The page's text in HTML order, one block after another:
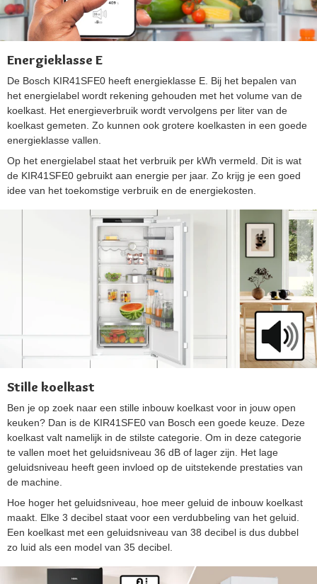
Energieklasse E
De Bosch KIR41SFE0 heeft energieklasse E. Bij het bepalen van
het energielabel wordt rekening gehouden met het volume van de
koelkast. Het energieverbruik wordt vervolgens per liter van de
koelkast gemeten. Zo kunnen ook grotere koelkasten in een goede
energieklasse vallen.
Op het energielabel staat het verbruik per kWh vermeld. Dit is wat
de KIR41SFE0 gebruikt aan energie per jaar. Zo krijg je een goed
idee van het toekomstige verbruik en de energiekosten.
Stille koelkast
Ben je op zoek naar een stille inbouw koelkast voor in jouw open
keuken? Dan is de KIR41SFE0 van Bosch een goede keuze. Deze
koelkast valt namelijk in de stilste categorie. Om in deze categorie
te vallen moet het geluidsniveau 36 dB of lager zijn. Het lage
geluidsniveau heeft geen invloed op de uitstekende prestaties van
de machine.
Hoe hoger het geluidsniveau, hoe meer geluid de inbouw koelkast
maakt. Elke 3 decibel staat voor een verdubbeling van het geluid.
Een koelkast met een geluidsniveau van 38 decibel is dus dubbel
zo luid als een model van 35 decibel.